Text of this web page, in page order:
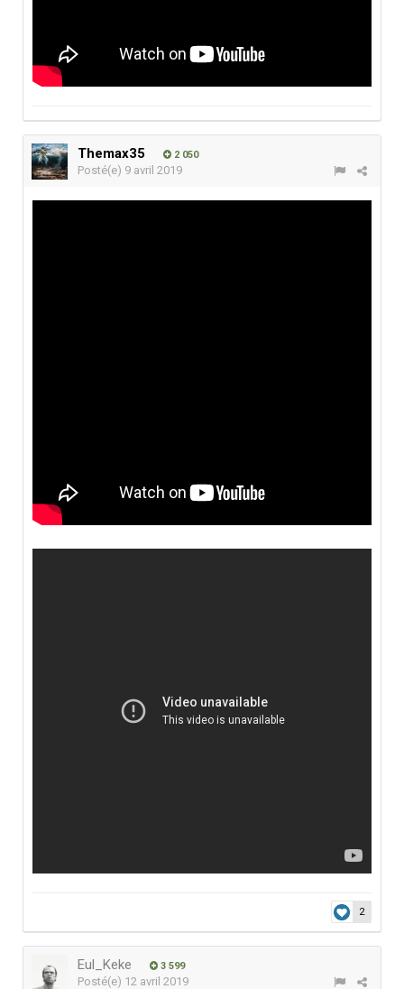
Themax35 2 050
Posté(e) 9 avril 2019
2
Eul_Keke 3 599
Posté(e) 12 avril 2019